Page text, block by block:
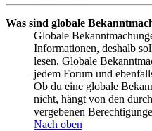
Was sind globale
Globale
Informationen, deshalb
lesen. Globale
jedem Forum und
Ob du eine globale
nicht, hängt von den
vergebenen
Nach oben